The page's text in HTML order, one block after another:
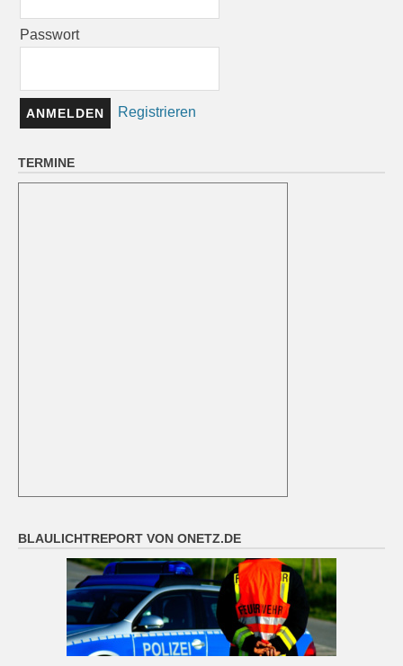
Passwort
Registrieren
TERMINE
BLAULICHTREPORT VON ONETZ.DE